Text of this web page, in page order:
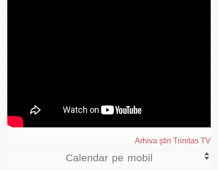
Arhiva ştiri Trinitas TV
Calendar pe mobil